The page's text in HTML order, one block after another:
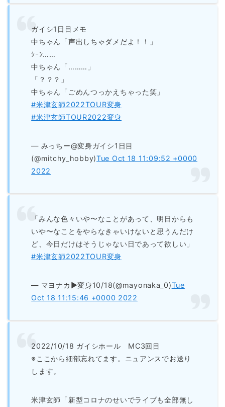
ガイシ1日目メモ
中ちゃん「声出しちゃダメだよ！！」
ｼｰﾝ……
中ちゃん「………」
「？？？」
中ちゃん「ごめんつっかえちゃった笑」
#米津玄師2022TOUR変身
#米津玄師TOUR2022変身
— みっちー@変身ガイシ1日目
(@mitchy_hobby)Tue Oct 18 11:09:52 +0000
2022
「みんな色々いや〜なことがあって、明日からも
いや〜なことをやらなきゃいけないと思うんだけ
ど、今日だけはそうじゃない日であって欲しい」
#米津玄師2022TOUR変身
— マヨナカ▶︎変身10/18(@mayonaka_0)Tue
Oct 18 11:15:46 +0000 2022
2022/10/18 ガイシホール MC3回目
※ここから細部忘れてます。ニュアンスでお送り
します。
米津玄師「新型コロナのせいでライブも全部無し